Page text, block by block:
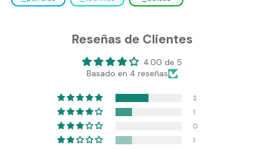
Reseñas de Clientes
4.00 de 5
Basado en 4 reseñas
2
1
0
1